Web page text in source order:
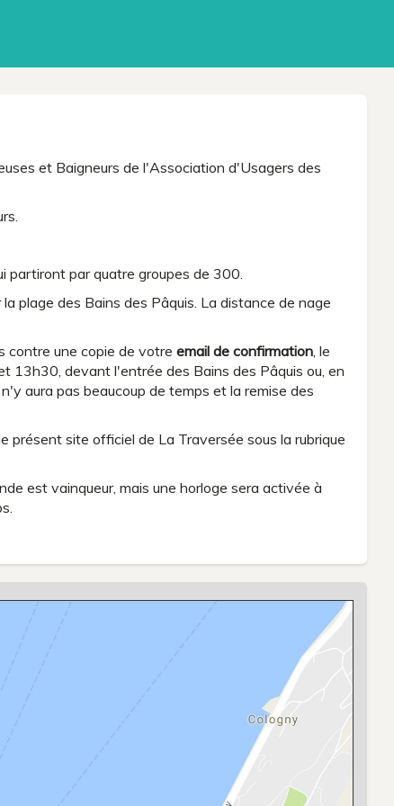
et Baigneurs de l'Association d'Usagers des
partiront par quatre groupes de 300.
plage des Bains des Pâquis. La distance de nage
contre une copie de votre email de confirmation, le
devant l'entrée des Bains des Pâquis ou, en
aura pas beaucoup de temps et la remise des
présent site officiel de La Traversée sous la rubrique
est vainqueur, mais une horloge sera activée à